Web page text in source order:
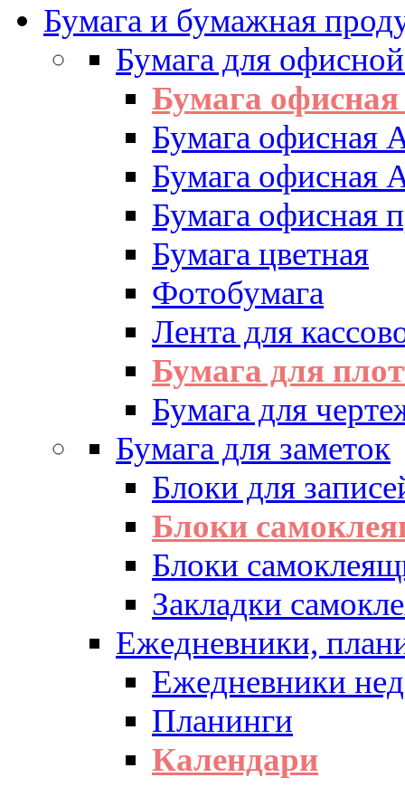
Бумага и бумажная
Бумага для
Бумага
Бумага офисная
Бумага офисная
Бумага офисная
Бумага цветная
Фотобумага
Лента для
Бумага для
Бумага для
Бумага для заметок
Блоки для
Блоки
Блоки
Закладки
Ежедневники,
Ежедневники
Планинги
Календари